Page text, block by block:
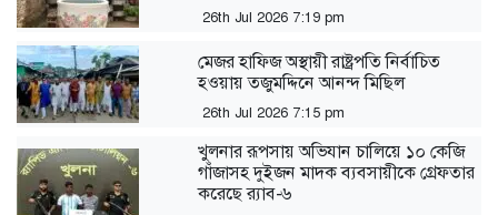
26th Jul 2026 7:19 pm
মেজর হাফিজ অস্থায়ী রাষ্ট্রপতি নির্বাচিত
হওয়ায় তজুমদ্দিনে আনন্দ মিছিল
26th Jul 2026 7:15 pm
খুলনার রূপসায় অভিযান চালিয়ে ১০ কেজি
গাঁজাসহ দুইজন মাদক ব্যবসায়ীকে গ্রেফতার
করেছে র‍্যাব-৬